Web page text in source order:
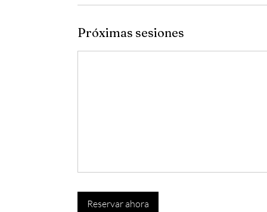
Próximas sesiones
Reservar ahora